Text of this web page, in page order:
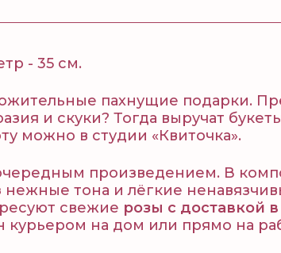
- 35 см.
пахнущие подарки.
и скуки? Тогда выручат
можно в студии «Квиточка».
произведением. В
тона и лёгкие
свежие розы с доставкой
на дом или прямо на